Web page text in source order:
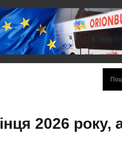
2026 року,